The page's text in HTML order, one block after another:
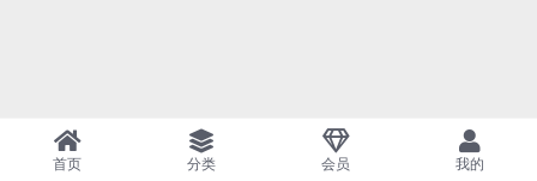
首页 分类 会员 我的